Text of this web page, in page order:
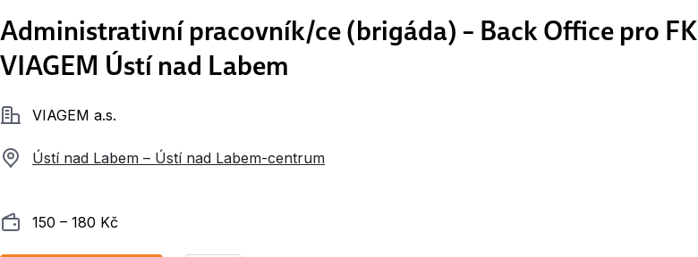
Administrativní pracovník/ce (brigáda) – Back Office pro FK
VIAGEM Ústí nad Labem
SpolečnostVIAGEM a.s.
Ústí nad Labem – Ústí nad Labem-centrum
Plat 150 ‍–‍ 180 Kč